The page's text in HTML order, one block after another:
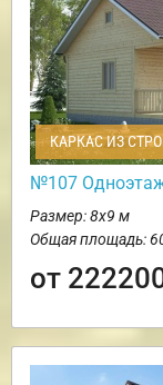
КАРКАС ИЗ
№107
Размер: 8х9 м
Общая площадь:
от